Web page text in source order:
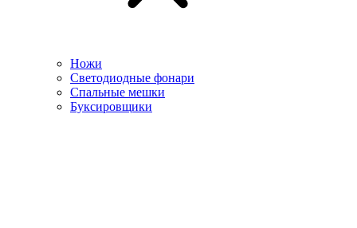
Ножи
Светодиодные фонари
Спальные мешки
Буксировщики